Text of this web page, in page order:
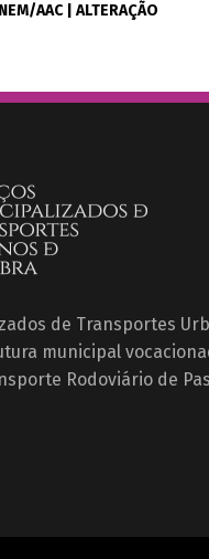
AAC | ALTERAÇÃO
de Transportes
municipal
Rodoviário de